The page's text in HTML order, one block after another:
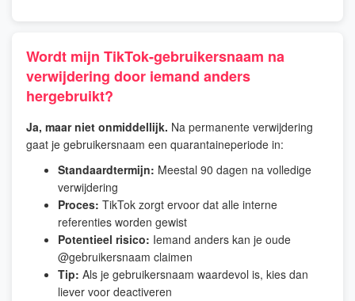
Wordt mijn TikTok-gebruikersnaam na
verwijdering door iemand anders
hergebruikt?
Ja, maar niet onmiddellijk. Na permanente verwijdering
gaat je gebruikersnaam een quarantaineperiode in:
Standaardtermijn: Meestal 90 dagen na volledige
verwijdering
Proces: TikTok zorgt ervoor dat alle interne
referenties worden gewist
Potentieel risico: Iemand anders kan je oude
@gebruikersnaam claimen
Tip: Als je gebruikersnaam waardevol is, kies dan
liever voor deactiveren